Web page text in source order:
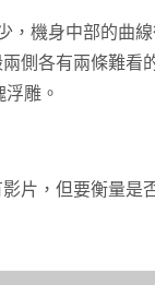
，機身中部的曲
側各有兩條難看
雕。
片，但要衡量是